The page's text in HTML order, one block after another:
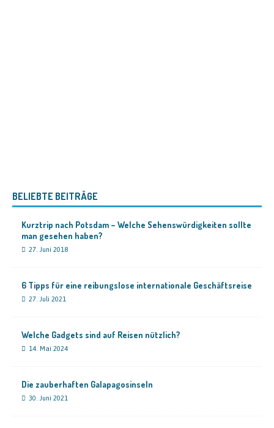
BELIEBTE BEITRÄGE
Kurztrip nach Potsdam – Welche Sehenswürdigkeiten sollte
man gesehen haben?
27. Juni 2018
6 Tipps für eine reibungslose internationale Geschäftsreise
27. Juli 2021
Welche Gadgets sind auf Reisen nützlich?
14. Mai 2024
Die zauberhaften Galapagosinseln
30. Juni 2021